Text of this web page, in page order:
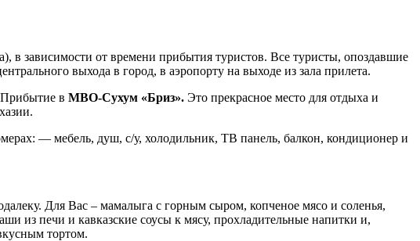
в зависимости от времени прибытия туристов. Все туристы, опоздавшие
выхода в город, в аэропорту на выходе из зала прилета.
Прибытие в МВО-Сухум «Бриз». Это прекрасное место для отдыха и
— мебель, душ, с/у, холодильник, ТВ панель, балкон, кондиционер и
Для Вас – мамалыга с горным сыром, копченое мясо и соленья,
из печи и кавказские соусы к мясу, прохладительные напитки и,
тортом.